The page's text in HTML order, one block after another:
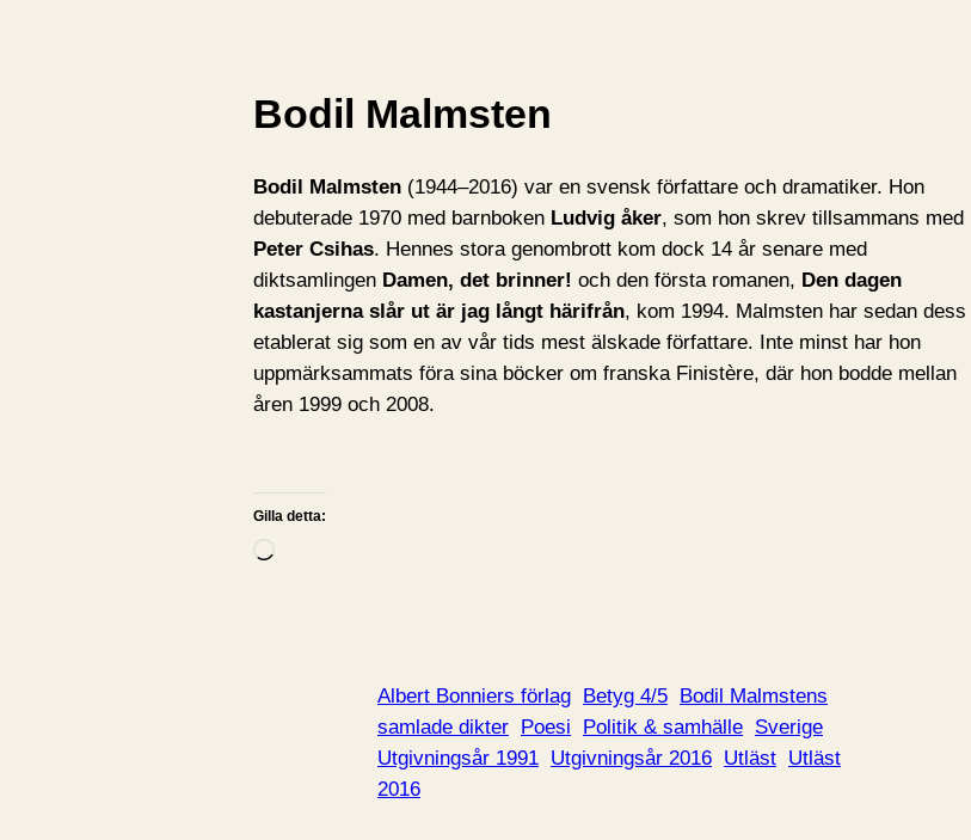
Bodil Malmsten
Bodil Malmsten (1944–2016) var en svensk författare och dramatiker. Hon
debuterade 1970 med barnboken Ludvig åker, som hon skrev tillsammans med
Peter Csihas. Hennes stora genombrott kom dock 14 år senare med
diktsamlingen Damen, det brinner! och den första romanen, Den dagen
kastanjerna slår ut är jag långt härifrån, kom 1994. Malmsten har sedan dess
etablerat sig som en av vår tids mest älskade författare. Inte minst har hon
uppmärksammats föra sina böcker om franska Finistère, där hon bodde mellan
åren 1999 och 2008.
Gilla detta:
Albert Bonniers förlag Betyg 4/5 Bodil Malmstens
samlade dikter Poesi Politik & samhälle Sverige
Utgivningsår 1991 Utgivningsår 2016 Utläst Utläst
2016